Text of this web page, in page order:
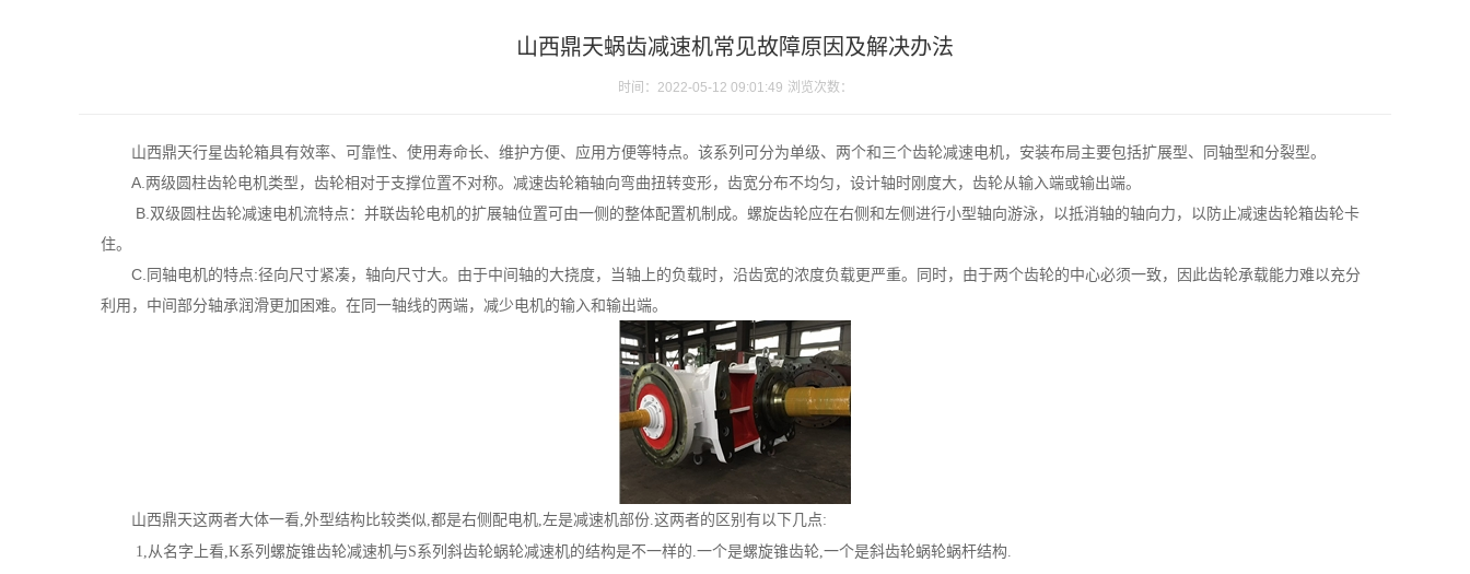
山西鼎天蜗齿减速机常见故障原因及解决办法
时间：2022-05-12 09:01:49 浏览次数：
山西鼎天行星齿轮箱具有效率、可靠性、使用寿命长、维护方便、应用方便等特点。该系列可分为单级、两个和三个齿轮减速电机，安装布局主要包括扩展型、同轴型和分裂型。
A.两级圆柱齿轮电机类型，齿轮相对于支撑位置不对称。减速齿轮箱轴向弯曲扭转变形，齿宽分布不均匀，设计轴时刚度大，齿轮从输入端或输出端。
B.双级圆柱齿轮减速电机流特点：并联齿轮电机的扩展轴位置可由一侧的整体配置机制成。螺旋齿轮应在右侧和左侧进行小型轴向游泳，以抵消轴的轴向力，以防止减速齿轮箱齿轮卡
住。
C.同轴电机的特点:径向尺寸紧凑，轴向尺寸大。由于中间轴的大挠度，当轴上的负载时，沿齿宽的浓度负载更严重。同时，由于两个齿轮的中心必须一致，因此齿轮承载能力难以充分
利用，中间部分轴承润滑更加困难。在同一轴线的两端，减少电机的输入和输出端。
山西鼎天这两者大体一看,外型结构比较类似,都是右侧配电机,左是减速机部份.这两者的区别有以下几点:
1,从名字上看,K系列螺旋锥齿轮减速机与S系列斜齿轮蜗轮减速机的结构是不一样的.一个是螺旋锥齿轮,一个是斜齿轮蜗轮蜗杆结构.